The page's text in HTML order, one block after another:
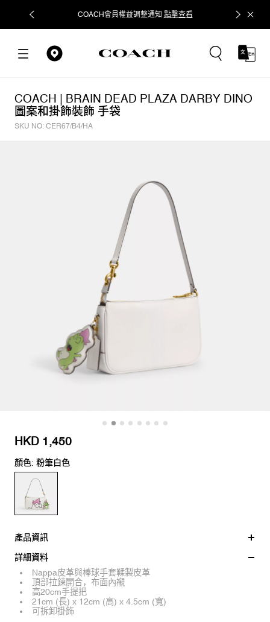
COACH會員權益調整通知 點擊查看 立即追蹤
COACH | BRAIN DEAD PLAZA DARBY DINO
圖案和掛飾裝飾 手袋
SKU NO: CER67/B4/HA
HKD 1,450
顏色: 粉筆白色
產品資訊
詳細資料
Nappa皮革與棒球手套鞣製皮革
頂部拉鍊開合，布面內襯
高20cm手提把
21cm (長) x 12cm (高) x 4.5cm (寬)
可拆卸掛飾